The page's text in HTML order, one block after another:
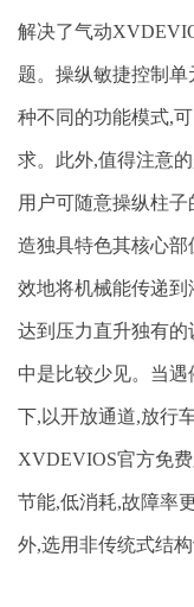
解决了气动
题。操纵敏捷控制
种不同的功能模式,
求。此外,值得注
用户可随意操纵柱子
造独具特色其核心
效地将机械能传递到
达到压力直升独有
中是比较少见。
下,以开放通道,放行车
XVDEVIOS官方免
节能,低消耗,故障率更
外,选用非传统式结构